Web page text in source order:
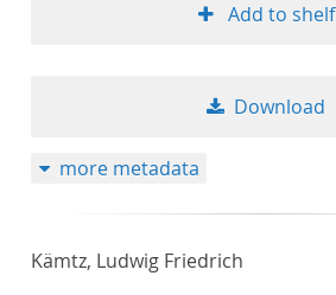
Add to shelf
Download
more metadata
Kämtz, Ludwig Friedrich